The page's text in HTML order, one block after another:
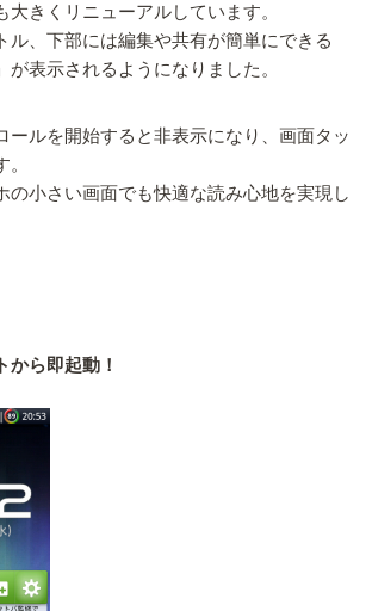
大きくリニューアルしています。
ル、下部には編集や共有が簡単にできる
が表示されるようになりました。
ールを開始すると非表示になり、画面タッ
の小さい画面でも快適な読み心地を実現し
から即起動！